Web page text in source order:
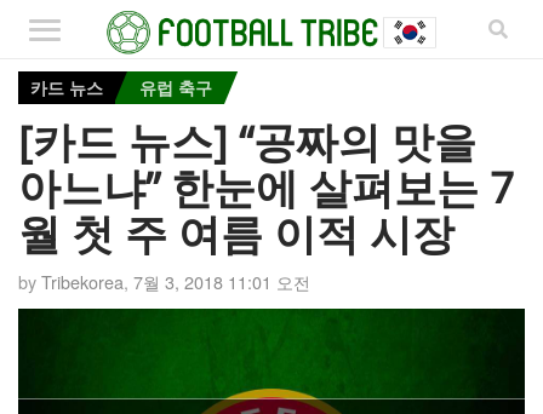
카드 뉴스 유럽 축구
[카드 뉴스] “공짜의 맛을
아느냐” 한눈에 살펴보는 7
월 첫 주 여름 이적 시장
byTribekorea, 7월 3, 2018 11:01 오전